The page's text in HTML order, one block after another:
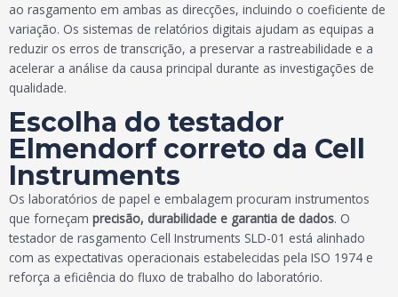
ao rasgamento em ambas as direcções, incluindo o coeficiente de
variação. Os sistemas de relatórios digitais ajudam as equipas a
reduzir os erros de transcrição, a preservar a rastreabilidade e a
acelerar a análise da causa principal durante as investigações de
qualidade.
Escolha do testador
Elmendorf correto da Cell
Instruments
Os laboratórios de papel e embalagem procuram instrumentos
que forneçam precisão, durabilidade e garantia de dados. O
testador de rasgamento Cell Instruments SLD-01 está alinhado
com as expectativas operacionais estabelecidas pela ISO 1974 e
reforça a eficiência do fluxo de trabalho do laboratório.